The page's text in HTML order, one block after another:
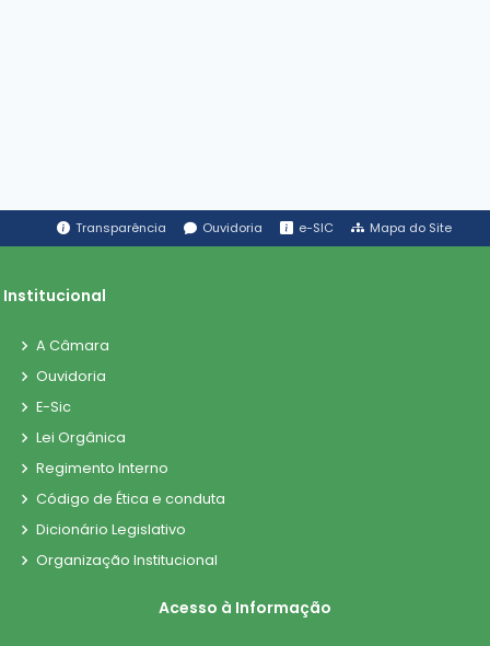
Transparência Ouvidoria e-SIC Mapa do Site
Institucional
A Câmara
Ouvidoria
E-Sic
Lei Orgânica
Regimento Interno
Código de Ética e conduta
Dicionário Legislativo
Organização Institucional
Acesso à Informação